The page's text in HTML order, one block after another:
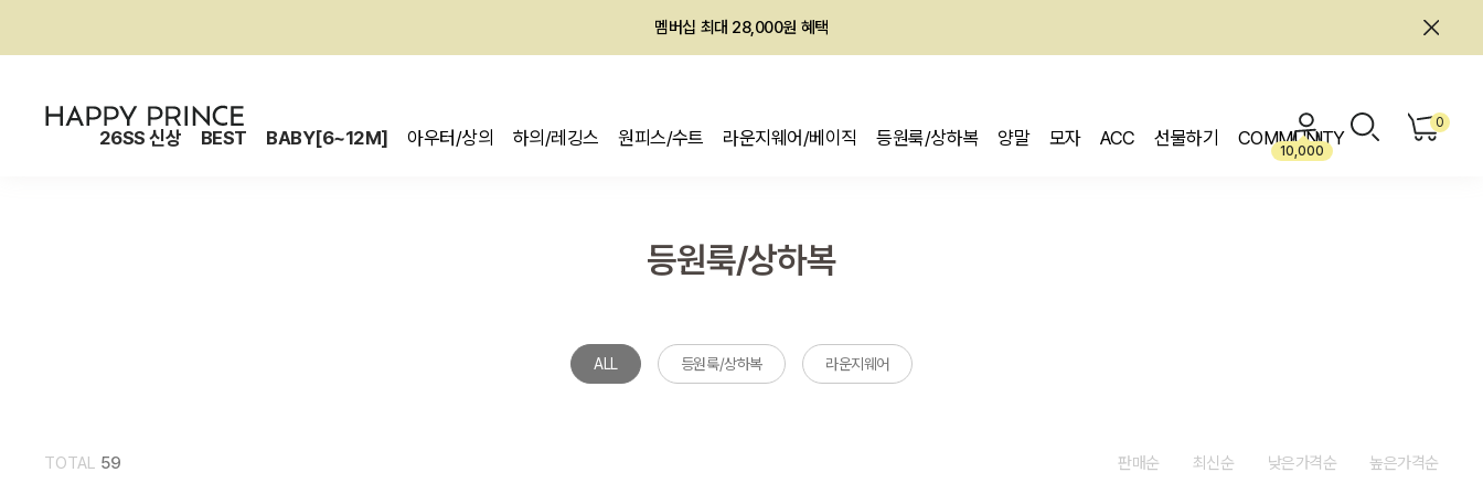
멤버십 최대 28,000원 혜택
26SS 신상 BEST BABY[6~12M] 아우터/상의 하의/레깅스 원피스/수트 라운지웨어/베이직 등원룩/상하복 양말 모자 ACC 선물하기 COMMUNITY
10,000
0
등원룩/상하복
ALL 등원룩/상하복 라운지웨어
TOTAL 59 판매순 최신순 낮은가격순 높은가격순